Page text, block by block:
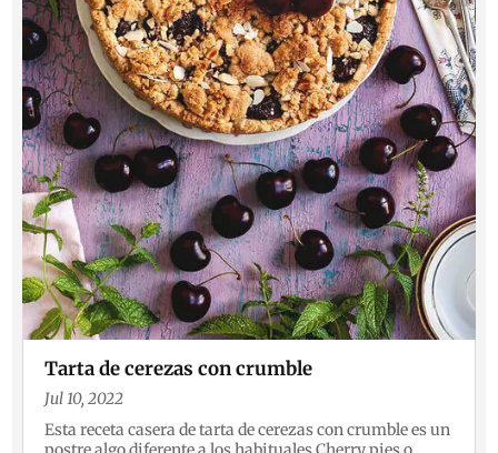
Tarta de cerezas con crumble
Jul 10, 2022
Esta receta casera de tarta de cerezas con crumble es un